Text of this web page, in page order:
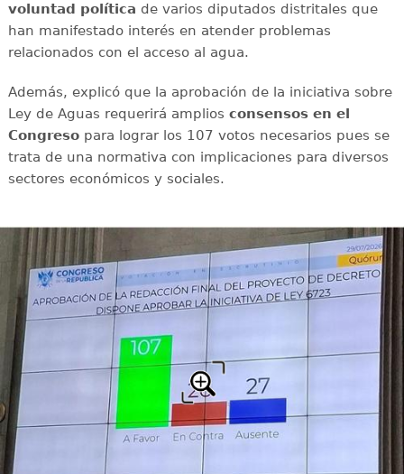
voluntad política de varios diputados distritales que
han manifestado interés en atender problemas
relacionados con el acceso al agua.
Además, explicó que la aprobación de la iniciativa sobre
Ley de Aguas requerirá amplios consensos en el
Congresopara lograr los 107 votos necesarios pues se
trata de una normativa con implicaciones para diversos
sectores económicos y sociales.